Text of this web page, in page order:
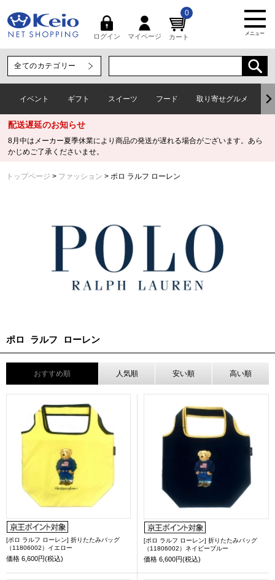
ログイン マイページ カート
0
メニュー
イベント ギフト スイーツ フード 取り寄せグルメ
配送遅延のお知らせ
8月中はメーカー夏季休業により商品の発送が遅れる場合がございます。あら
かじめご了承くださいませ。
トップページ ファッション ポロ ラルフ ローレン
ポロ ラルフ ローレン
おすすめ順 人気順 安い順 高い順
[ポロ ラルフ ローレン] 折りたたみバッグ
（11806002）イエロー
価格 6,600円(税込)
[ポロ ラルフ ローレン] 折りたたみバッグ
（11806002）ネイビーブルー
価格 6,600円(税込)